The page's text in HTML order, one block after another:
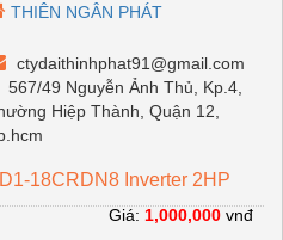
THIÊN NGÂN PHÁT
ctydaithinhphat91@gmail.com
567/49 Nguyễn Ảnh Thủ, Kp.4,
Hiệp Thành, Quận 12,
18CRDN8 Inverter 2HP
Giá: 1,000,000 vnđ